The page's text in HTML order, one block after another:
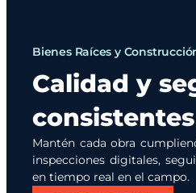
Bienes Raíces y
Calidad y
Mantén cada obra
inspecciones digitales,
en tiempo real en el campo.